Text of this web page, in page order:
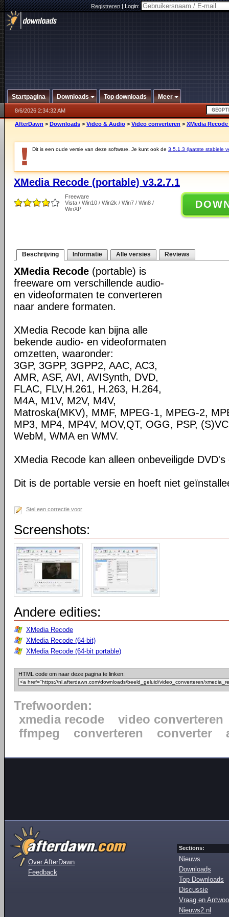
Registreren|Login:
Startpagina Downloads Top downloads Meer
8/6/2026 2:34:32 AM
AfterDawn > Downloads > Video & Audio > Video converteren > XMedia
Dit is een oude versie van deze software. Je kunt ook de 3.5.1.3 (laatste stabiele
XMedia Recode (portable) v3.2.7.1
Freeware
Vista / Win10 / Win2k / Win7 / Win8 /
WinXP
Beschrijving Informatie Alle versies Reviews
XMedia Recode (portable) is
freeware om verschillende audio-
en videoformaten te converteren
naar andere formaten.
XMedia Recode kan bijna alle
bekende audio- en videoformaten
omzetten, waaronder:
3GP, 3GPP, 3GPP2, AAC, AC3,
AMR, ASF, AVI, AVISynth, DVD,
FLAC, FLV,H.261, H.263, H.264,
M4A, M1V, M2V, M4V,
Matroska(MKV), MMF, MPEG-1, MPEG-2,
MP3, MP4, MP4V, MOV,QT, OGG, PSP,
WebM, WMA en WMV.
XMedia Recode kan alleen onbeveiligde
Dit is de portable versie en hoeft niet
Stel een correctie voor
Screenshots:
Andere edities:
XMedia Recode
XMedia Recode (64-bit)
XMedia Recode (64-bit portable)
HTML code om naar deze pagina te linken:
Trefwoorden:
xmedia recode
video converteren
ffmpeg
converteren converter
Over AfterDawn
Feedback
Sections:
Nieuws
Downloads
Top Downloads
Discussie
Vraag en
Nieuws2.nl